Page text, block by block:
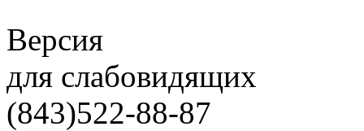
Версия
для слабовидящих
(843)522-88-87